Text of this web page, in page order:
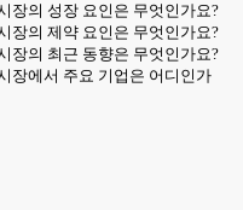
장의 성장 요인은 무엇인가요?
장의 제약 요인은 무엇인가요?
장의 최근 동향은 무엇인가요?
장에서 주요 기업은 어디인가